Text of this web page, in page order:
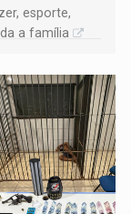
esporte,
a família